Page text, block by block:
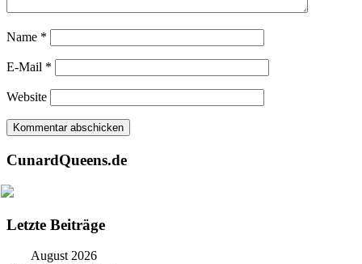
Name *
E-Mail *
Website
CunardQueens.de
Letzte Beiträge
August 2026